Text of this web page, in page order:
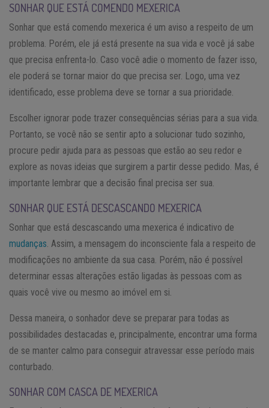
SONHAR QUE ESTÁ COMENDO MEXERICA
Sonhar que está comendo mexerica é um aviso a respeito de um
problema. Porém, ele já está presente na sua vida e você já sabe
que precisa enfrenta-lo. Caso você adie o momento de fazer isso,
ele poderá se tornar maior do que precisa ser. Logo, uma vez
identificado, esse problema deve se tornar a sua prioridade.
Escolher ignorar pode trazer consequências sérias para a sua vida.
Portanto, se você não se sentir apto a solucionar tudo sozinho,
procure pedir ajuda para as pessoas que estão ao seu redor e
explore as novas ideias que surgirem a partir desse pedido. Mas, é
importante lembrar que a decisão final precisa ser sua.
SONHAR QUE ESTÁ DESCASCANDO MEXERICA
Sonhar que está descascando uma mexerica é indicativo de
mudanças . Assim, a mensagem do inconsciente fala a respeito de
modificações no ambiente da sua casa. Porém, não é possível
determinar essas alterações estão ligadas às pessoas com as
quais você vive ou mesmo ao imóvel em si.
Dessa maneira, o sonhador deve se preparar para todas as
possibilidades destacadas e, principalmente, encontrar uma forma
de se manter calmo para conseguir atravessar esse período mais
conturbado.
SONHAR COM CASCA DE MEXERICA